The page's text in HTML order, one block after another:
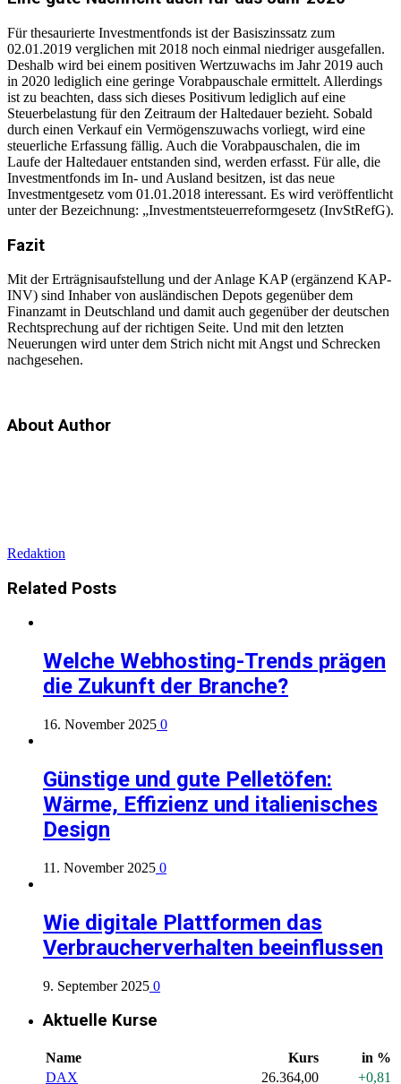
Für thesaurierte Investmentfonds ist der Basiszinssatz zum
02.01.2019 verglichen mit 2018 noch einmal niedriger ausgefallen.
Deshalb wird bei einem positiven Wertzuwachs im Jahr 2019 auch
in 2020 lediglich eine geringe Vorabpauschale ermittelt. Allerdings
ist zu beachten, dass sich dieses Positivum lediglich auf eine
Steuerbelastung für den Zeitraum der Haltedauer bezieht. Sobald
durch einen Verkauf ein Vermögenszuwachs vorliegt, wird eine
steuerliche Erfassung fällig. Auch die Vorabpauschalen, die im
Laufe der Haltedauer entstanden sind, werden erfasst. Für alle, die
Investmentfonds im In- und Ausland besitzen, ist das neue
Investmentgesetz vom 01.01.2018 interessant. Es wird veröffentlicht
unter der Bezeichnung: „Investmentsteuerreformgesetz (InvStRefG).
Fazit
Mit der Erträgnisaufstellung und der Anlage KAP (ergänzend KAP-
INV) sind Inhaber von ausländischen Depots gegenüber dem
Finanzamt in Deutschland und damit auch gegenüber der deutschen
Rechtsprechung auf der richtigen Seite. Und mit den letzten
Neuerungen wird unter dem Strich nicht mit Angst und Schrecken
nachgesehen.
About Author
Redaktion
Related Posts
Welche Webhosting-Trends prägen
die Zukunft der Branche?
16. November 2025 0
Günstige und gute Pelletöfen:
Wärme, Effizienz und italienisches
Design
11. November 2025 0
Wie digitale Plattformen das
Verbraucherverhalten beeinflussen
9. September 2025 0
Aktuelle Kurse
Name Kurs
in %
DAX
26.364,00
+0,81